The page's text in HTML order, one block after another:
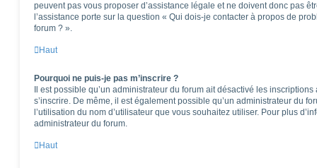
peuvent pas vous proposer d’assistance légale et ne doivent donc pas
l’assistance porte sur la question « Qui dois-je contacter à propos de
forum ? ».
Haut
Pourquoi ne puis-je pas m’inscrire ?
Il est possible qu’un administrateur du forum ait désactivé les
s’inscrire. De même, il est également possible qu’un administrateur du
l’utilisation du nom d’utilisateur que vous souhaitez utiliser. Pour plus
administrateur du forum.
Haut